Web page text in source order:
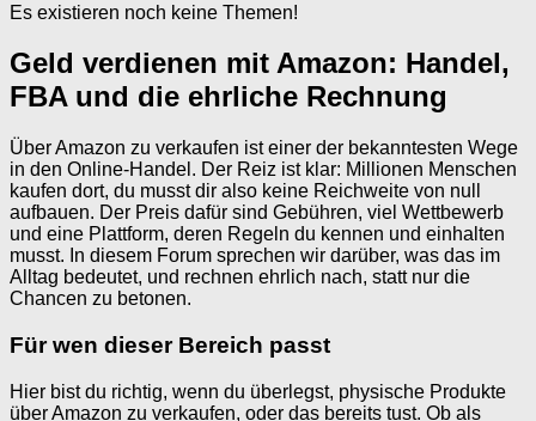
Es existieren noch keine Themen!
Geld verdienen mit Amazon: Handel,
FBA und die ehrliche Rechnung
Über Amazon zu verkaufen ist einer der bekanntesten Wege
in den Online-Handel. Der Reiz ist klar: Millionen Menschen
kaufen dort, du musst dir also keine Reichweite von null
aufbauen. Der Preis dafür sind Gebühren, viel Wettbewerb
und eine Plattform, deren Regeln du kennen und einhalten
musst. In diesem Forum sprechen wir darüber, was das im
Alltag bedeutet, und rechnen ehrlich nach, statt nur die
Chancen zu betonen.
Für wen dieser Bereich passt
Hier bist du richtig, wenn du überlegst, physische Produkte
über Amazon zu verkaufen, oder das bereits tust. Ob als